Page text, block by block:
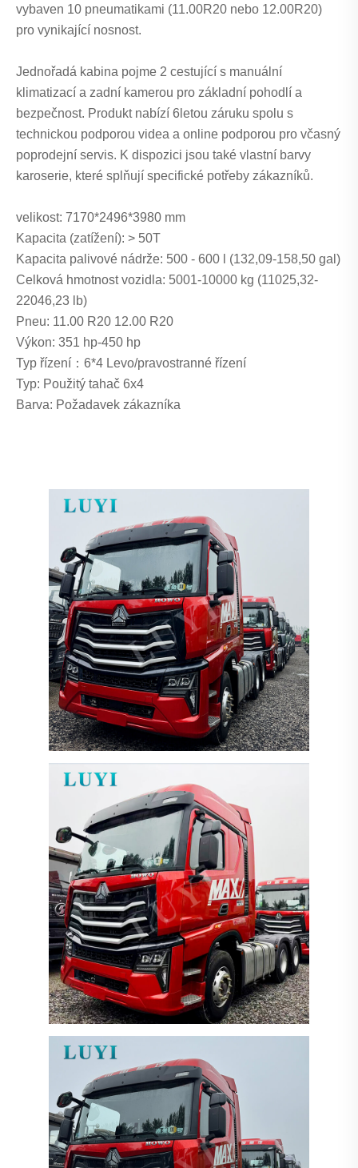
vybaven 10 pneumatikami (11.00R20 nebo 12.00R20)
pro vynikající nosnost.
Jednořadá kabina pojme 2 cestující s manuální
klimatizací a zadní kamerou pro základní pohodlí a
bezpečnost. Produkt nabízí 6letou záruku spolu s
technickou podporou videa a online podporou pro včasný
poprodejní servis. K dispozici jsou také vlastní barvy
karoserie, které splňují specifické potřeby zákazníků.
velikost: 7170*2496*3980 mm
Kapacita (zatížení): > 50T
Kapacita palivové nádrže: 500 - 600 l (132,09-158,50 gal)
Celková hmotnost vozidla: 5001-10000 kg (11025,32-
22046,23 lb)
Pneu: 11.00 R20 12.00 R20
Výkon: 351 hp-450 hp
Typ řízení：6*4 Levo/pravostranné řízení
Typ: Použitý tahač 6x4
Barva: Požadavek zákazníka